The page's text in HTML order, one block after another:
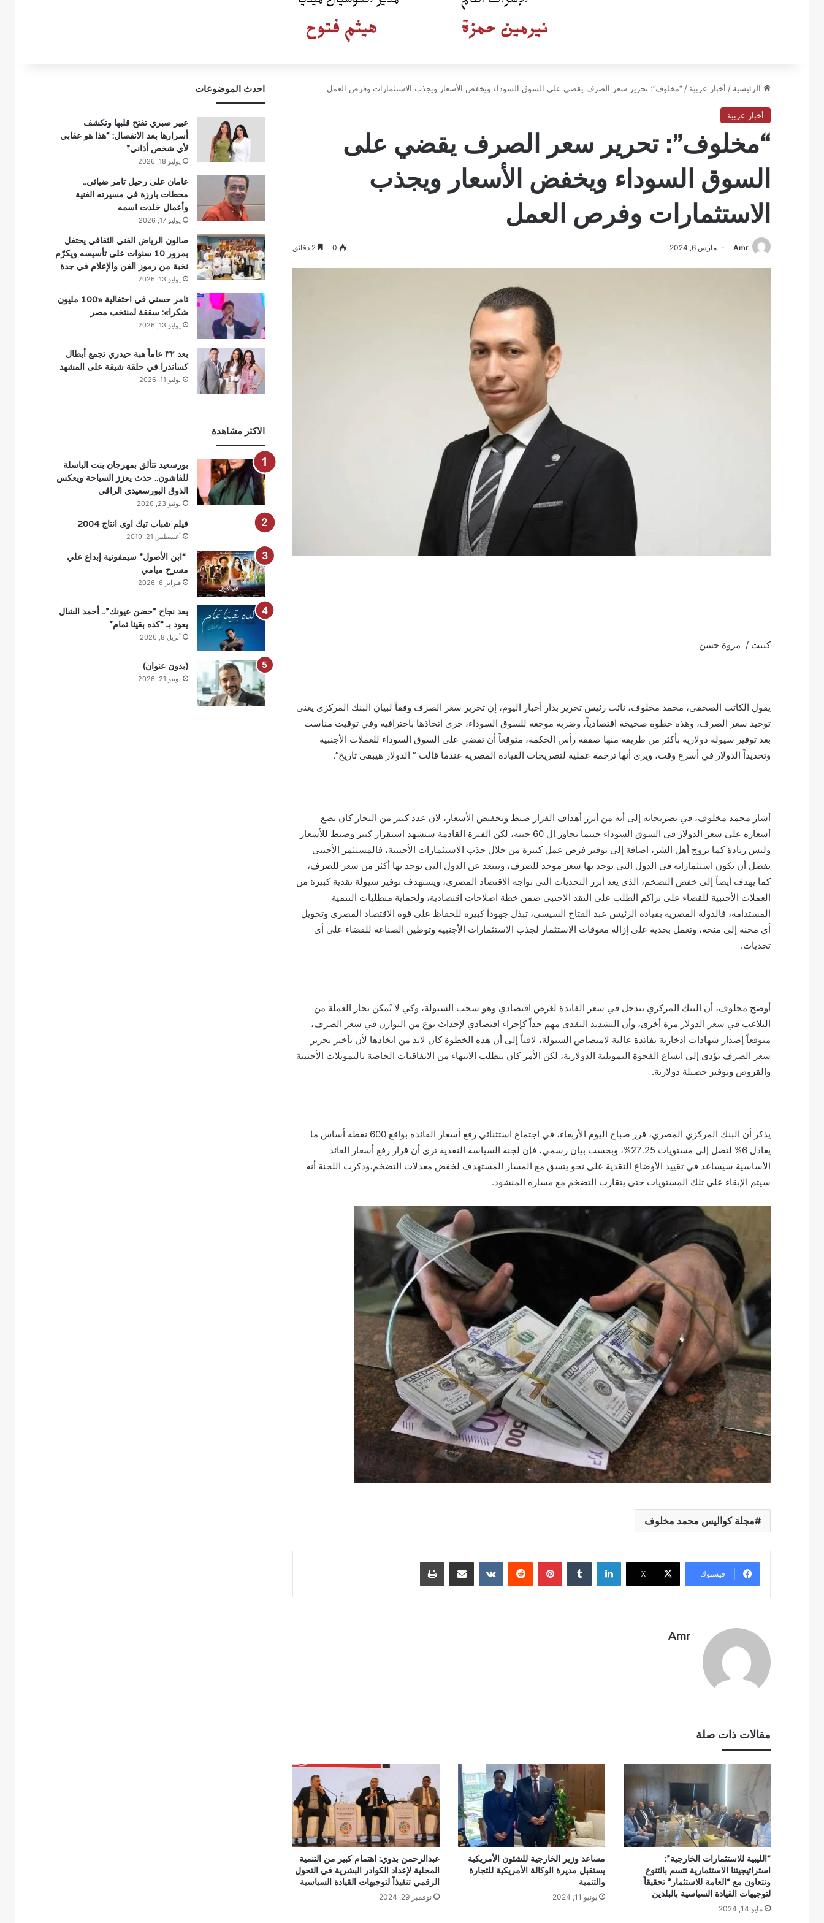
الرئيسية / أخبار عربية / “مخلوف”: تحرير سعر الصرف يقضي على السوق السوداء ويخفض الأسعار ويجذب الاستثمارات وفرص العمل
أخبار عربية
“مخلوف”: تحرير سعر الصرف يقضي على
السوق السوداء ويخفض الأسعار ويجذب
الاستثمارات وفرص العمل
Amr مارس 6, 2024 0
كتبت / مروة حسن
يقول الكاتب الصحفي، محمد مخلوف، نائب رئيس تحرير بدار أخبار اليوم، إن تحرير سعر الصرف وفقاً لبيان البنك المركزي يعني
توحيد سعر الصرف، وهذه خطوة صحيحة اقتصادياً، وضربة موجعة للسوق السوداء، جرى اتخاذها باحترافيه وفي توقيت مناسب
بعد توفير سيولة دولارية بأكثر من طريقة منها صفقة رأس الحكمة، متوقعاً أن تقضي على السوق السوداء للعملات الأجنبية
وتحديداً الدولار في أسرع وقت، ويرى أنها ترجمة عملية لتصريحات القيادة المصرية عندما قالت ” الدولار هيبقى تاريخ”.
أشار محمد مخلوف، في تصريحاته إلى أنه من أبرز أهداف القرار ضبط وتخفيض الأسعار، لان عدد كبير من التجار كان يضع
أسعاره على سعر الدولار في السوق السوداء حينما تجاوز ال 60 جنيه، لكن الفترة القادمة ستشهد استقرار كبير وضبط للأسعار
وليس زيادة كما يروج أهل الشر، اضافة إلى توفير فرص عمل كبيرة من خلال جذب الاستثمارات الأجنبية، فالمستثمر الأجنبي
يفضل أن تكون استثماراته في الدول التي يوجد بها سعر موحد للصرف، ويبتعد عن الدول التي يوجد بها أكثر من سعر للصرف،
كما يهدف أيضاً إلى خفض التضخم، الذي يعد أبرز التحديات التي تواجه الاقتصاد المصري، ويستهدف توفير سيولة نقدية كبيرة من
العملات الأجنبية للقضاء على تراكم الطلب على النقد الاجنبي ضمن خطة اصلاحات اقتصادية، ولحماية متطلبات التنمية
المستدامة، فالدولة المصرية بقيادة الرئيس عبد الفتاح السيسي، تبذل جهوداً كبيرة للحفاظ على قوة الاقتصاد المصري وتحويل
أي محنة إلى منحة، وتعمل بجدية على إزالة معوقات الاستثمار لجذب الاستثمارات الأجنبية وتوطين الصناعة للقضاء على أي
تحديات.
أوضح مخلوف، أن البنك المركزي يتدخل في سعر الفائدة لغرض اقتصادي وهو سحب السيولة، وكي لا يٌمكن تجار العملة من
التلاعب في سعر الدولار مرة أخرى، وأن التشديد النقدى مهم جداً كإجراء اقتصادي لإحداث نوع من التوازن في سعر الصرف،
متوقعاً إصدار شهادات ادخارية بفائدة عالية لامتصاص السيولة، لافتاً إلى أن هذه الخطوة كان لابد من اتخاذها لأن تأخير تحرير
سعر الصرف يؤدي إلى اتساع الفجوة التمويلية الدولارية، لكن الأمر كان يتطلب الانتهاء من الاتفاقيات الخاصة بالتمويلات الأجنبية
والقروض وتوفير حصيلة دولارية.
يذكر أن البنك المركزي المصري، قرر صباح اليوم الأربعاء، في اجتماع استثنائي رفع أسعار الفائدة بواقع 600 نقطة أساس ما
يعادل 6% لتصل إلى مستويات 27.25%، وبحسب بيان رسمي، فإن لجنة السياسة النقدية ترى أن قرار رفع أسعار العائد
الأساسية سيساعد في تقييد الأوضاع النقدية على نحو يتسق مع المسار المستهدف لخفض معدلات التضخم،وذكرت اللجنة أنه
سيتم الإبقاء على تلك المستويات حتى يتقارب التضخم مع مساره المنشود.
مجلة كواليس محمد مخلوف
فيسبوك ‫X
لينكدإن بينتيريست مشاركة عبر البريد طباعة
Amr
مقالات ذات صلة
“الليبية للاستثمارات الخارجية”:
استراتيجيتنا الاستثمارية تتسم بالتنوع
ونتعاون مع “العامة للاستثمار” تحقيقاً
لتوجيهات القيادة السياسية بالبلدين
مايو 14, 2024
مساعد وزير الخارجية للشئون الأمريكية
يستقبل مديرة الوكالة الأمريكية للتجارة
والتنمية
يونيو 11, 2024
عبدالرحمن بدوي: اهتمام كبير من التنمية
المحلية لإعداد الكوادر البشرية في التحول
الرقمي تنفيذاً لتوجيهات القيادة السياسية
نوفمبر 29, 2024
احدث الموضوعات
عبير صبري تفتح قلبها وتكشف
أسرارها بعد الانفصال: “هذا هو عقابي
لأي شخص أذاني”
يوليو 18, 2026
عامان على رحيل تامر ضيائي..
محطات بارزة في مسيرته الفنية
وأعمال خلدت اسمه
يوليو 17, 2026
صالون الرياض الفني الثقافي يحتفل
بمرور 10 سنوات على تأسيسه ويكرّم
نخبة من رموز الفن والإعلام في جدة
يوليو 13, 2026
تامر حسني في احتفالية «100 مليون
شكرا»: سقفة لمنتخب مصر
يوليو 13, 2026
بعد ٣٢ عاماً هبة حيدري تجمع أبطال
كساندرا في حلقة شيقة على المشهد
يوليو 11, 2026
الاكثر مشاهدة
بورسعيد تتألق بمهرجان بنت الباسلة
للفاشون.. حدث يعزز السياحة ويعكس
الذوق البورسعيدي الراقي
يونيو 23, 2026
فيلم شباب تيك اوى انتاج 2004
أغسطس 21, 2019
“ابن الأصول” سيمفونية إبداع علي
مسرح ميامي
فبراير 6, 2026
بعد نجاح “حضن عيونك”.. أحمد الشال
يعود بـ “كده بقينا تمام”
أبريل 8, 2026
(بدون عنوان)
يونيو 21, 2026